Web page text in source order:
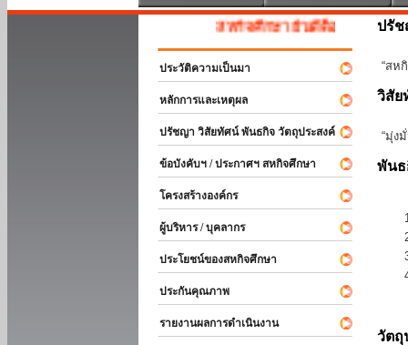
สหกิจศึกษา ยินดีต้อนรับ
ประวัติความเป็นมา
หลักการและเหตุผล
ปรัชญา วิสัยทัศน์ พันธกิจ วัตถุประสงค์
ข้อบังคับฯ / ประกาศฯ สหกิจศึกษา
โครงสร้างองค์กร
ผู้บริหาร / บุคลากร
ประโยชน์ของสหกิจศึกษา
ประกันคุณภาพ
รายงานผลการดำเนินงาน
ปรั
“สห
วิสัย
“มุ่ง
พัน
วัตถุ